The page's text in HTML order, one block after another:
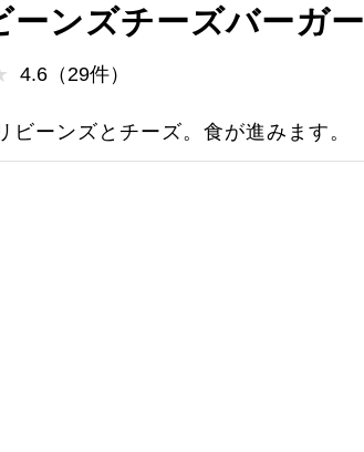
ーンズチーズバーガー
4.6（29件）
ビーンズとチーズ。食が進みます。